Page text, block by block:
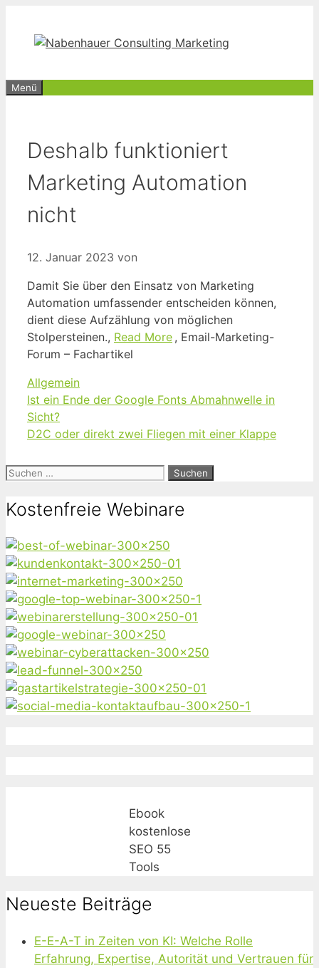
springen
Menü
Deshalb funktioniert
Marketing Automation
nicht
12. Januar 2023 von
Damit Sie über den Einsatz von Marketing
Automation umfassender entscheiden können,
dient diese Aufzählung von möglichen
Stolpersteinen., Read More , Email-Marketing-
Forum – Fachartikel
Kategorien
Allgemein
Ist ein Ende der Google Fonts Abmahnwelle in
Sicht?
D2C oder direkt zwei Fliegen mit einer Klappe
Suchen
Kostenfreie Webinare
Ebook
kostenlose
SEO 55
Tools
Neueste Beiträge
E-E-A-T in Zeiten von KI: Welche Rolle
Erfahrung, Expertise, Autorität und Vertrauen für